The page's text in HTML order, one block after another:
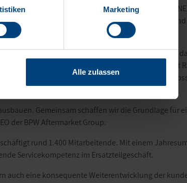
Marketing
Alle zulassen
nun auf eine neue Stufe. Künftig werden
mehr als 150 Standorte in rund 20 Ländern
freien Ersatzteilgeschäft. Durch die Integration in
sowie deutlich verkürzten Lieferzeiten“, erklärt
Aftermarket und ergänzt die bestehenden
Gemeinsam schaffen wir die Grundlage für
der BPW Aftermarket Group.
rund 1.400 Mitarbeitende. Mit einem
Servicekompetenz im Ersatzteilgeschäft.
auch eine konsequente Weiterentwicklung der